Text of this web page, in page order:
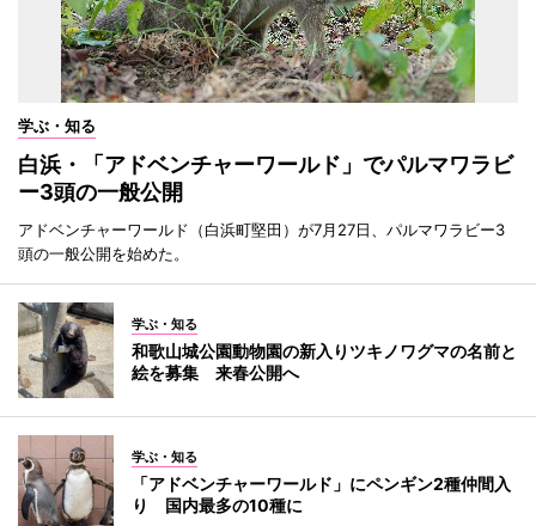
学ぶ・知る
白浜・「アドベンチャーワールド」でパルマワラビ
ー3頭の一般公開
アドベンチャーワールド（白浜町堅田）が7月27日、パルマワラビー3
頭の一般公開を始めた。
学ぶ・知る
和歌山城公園動物園の新入りツキノワグマの名前と
絵を募集 来春公開へ
学ぶ・知る
「アドベンチャーワールド」にペンギン2種仲間入
り 国内最多の10種に